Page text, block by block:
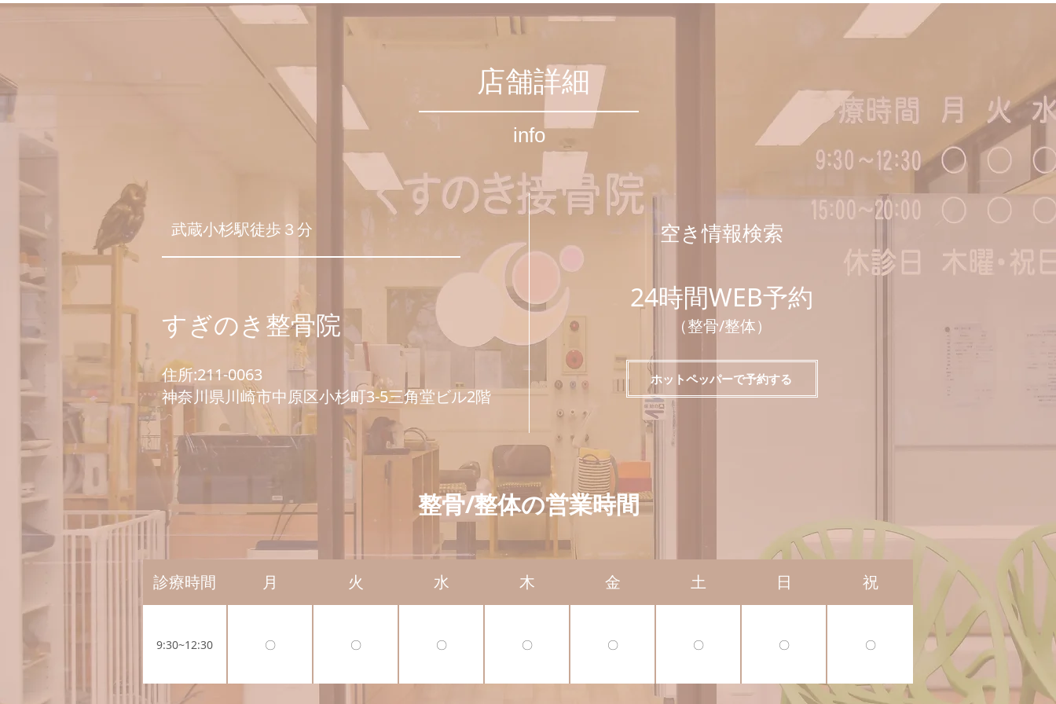
店舗詳細
info
​武蔵小杉駅徒歩３分
​すぎのき整骨院
住所:211-0063
神奈川県川崎市中原区小杉町3-5三角堂ビル2階
​空き情報検索
24時間WEB予約
​（整骨/整体）
ホットペッパーで予約する
整骨/整体の営業時間
診療時間 月 火 水 木 金 土 日 祝
9:30~12:30 〇 〇 〇 〇 〇 〇 〇 〇